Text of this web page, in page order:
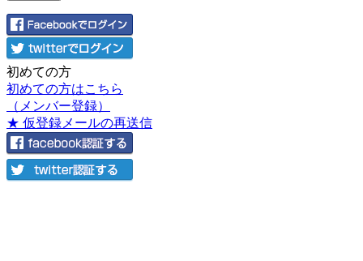
初めての方
初めての方はこちら
（メンバー登録）
★ 仮登録メールの再送信